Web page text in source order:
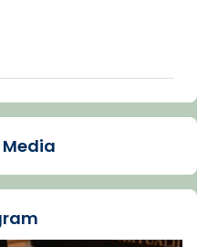
Fa gairebé
Companys, la